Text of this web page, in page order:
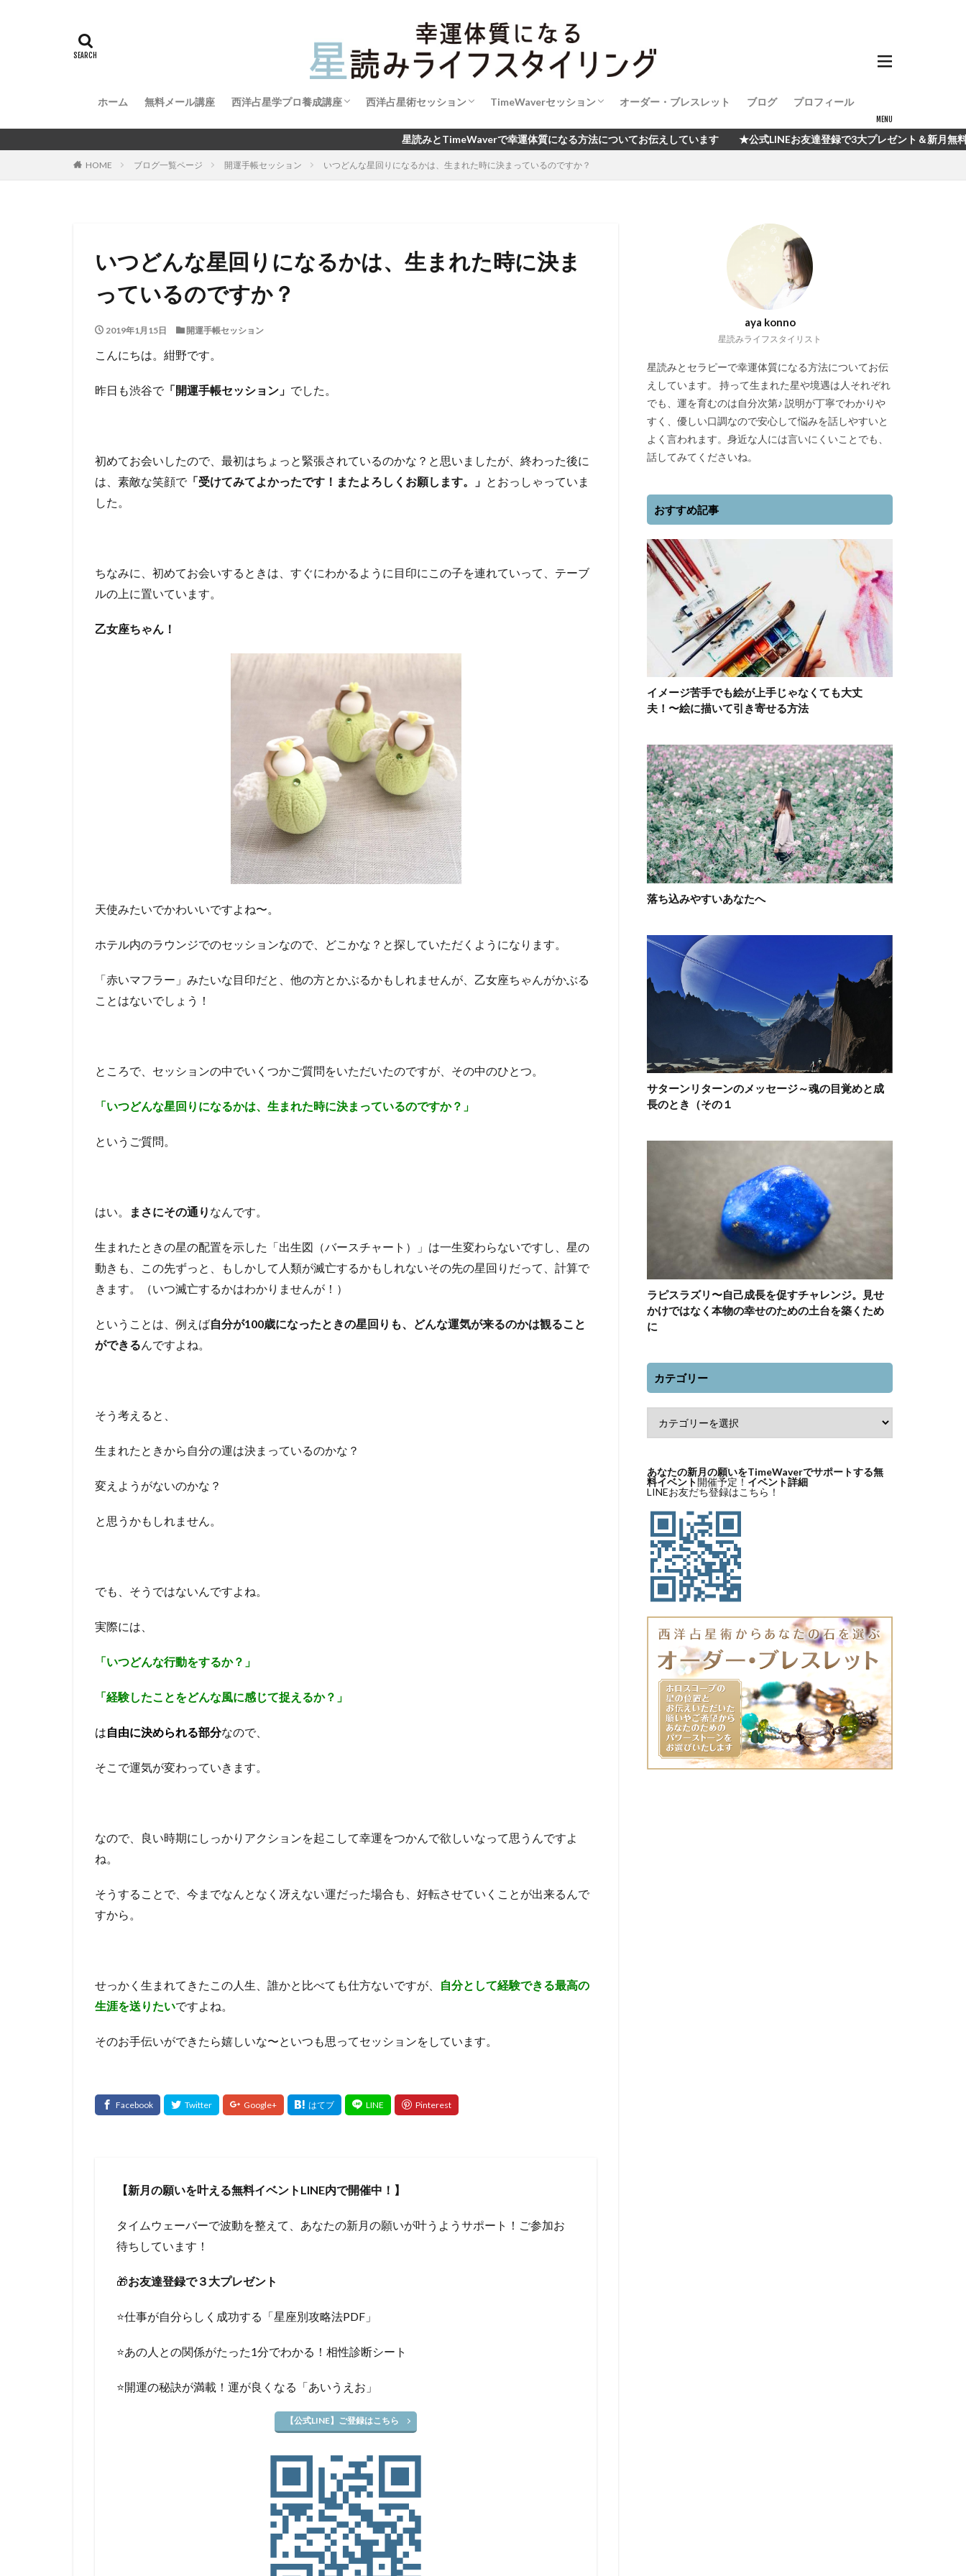
ホーム 無料メール講座 西洋占星学プロ養成講座
西洋占星学プロ養成【初級講座】
西洋占星学プロ養成【中級講座】
西洋占星術セッション
魂のブループリント・リーディング
西洋占星術で読み解く あなたの今とこれか
ら
開運手帳セッション2026
TimeWaverセッション
新月の願い×タイムウェーバー
TimeWaverセッション利用規約
オーダー・ブレスレット ブログ プロフィール
星読みとTimeWaverで幸運体質になる方法についてお伝えしています ★公式LINEお友達登録で3大プレゼント＆新月無料イベント開催中！
HOME ブログ一覧ページ 開運手帳セッション いつどんな星回りになるかは、生まれた時に決まっているのですか？
いつどんな星回りになるかは、生まれた時に決ま
っているのですか？
2019年1月15日 開運手帳セッション
こんにちは。紺野です。
昨日も渋谷で「開運手帳セッション」 でした。
初めてお会いしたので、最初はちょっと緊張されているのかな？と思いましたが、終わった後に
は、素敵な笑顔で「受けてみてよかったです！またよろしくお願します。」 とおっしゃっていま
した。
ちなみに、初めてお会いするときは、すぐにわかるように目印にこの子を連れていって、テーブ
ルの上に置いています。
乙女座ちゃん！
天使みたいでかわいいですよね〜。
ホテル内のラウンジでのセッションなので、どこかな？と探していただくようになります。
「赤いマフラー」みたいな目印だと、他の方とかぶるかもしれませんが、乙女座ちゃんがかぶる
ことはないでしょう！
ところで、セッションの中でいくつかご質問をいただいたのですが、その中のひとつ。
「いつどんな星回りになるかは、生まれた時に決まっているのですか？」
というご質問。
はい。 まさにその通り なんです。
生まれたときの星の配置を示した「出生図（バースチャート）」は一生変わらないですし、星の
動きも、この先ずっと、もしかして人類が滅亡するかもしれないその先の星回りだって、計算で
きます。（いつ滅亡するかはわかりませんが！）
ということは、例えば自分が100歳になったときの星回りも、どんな運気が来るのかは観ること
ができるんですよね。
そう考えると、
生まれたときから自分の運は決まっているのかな？
変えようがないのかな？
と思うかもしれません。
でも、そうではないんですよね。
実際には、
「いつどんな行動をするか？」
「経験したことをどんな風に感じて捉えるか？」
は自由に決められる部分なので、
そこで運気が変わっていきます。
なので、良い時期にしっかりアクションを起こして幸運をつかんで欲しいなって思うんですよ
ね。
そうすることで、今までなんとなく冴えない運だった場合も、好転させていくことが出来るんで
すから。
せっかく生まれてきたこの人生、誰かと比べても仕方ないですが、
自分として経験できる最高の
生涯を送りたいですよね。
そのお手伝いができたら嬉しいな〜といつも思ってセッションをしています。
【新月の願いを叶える無料イベントLINE内で開催中！】
タイムウェーバーで波動を整えて、あなたの新月の願いが叶うようサポート！ご参加お
待ちしています！
🎁お友達登録で３大プレゼント
⭐️仕事が自分らしく成功する「星座別攻略法PDF」
⭐️あの人との関係がたった1分でわかる！相性診断シート
⭐️開運の秘訣が満載！運が良くなる「あいうえお」
【公式LINE】ご登録はこちら
aya konno
星読みライフスタイリスト
星読みとセラピーで幸運体質になる方法についてお伝
えしています。 持って生まれた星や境遇は人それぞれ
でも、運を育むのは自分次第♪ 説明が丁寧でわかりや
すく、優しい口調なので安心して悩みを話しやすいと
よく言われます。身近な人には言いにくいことでも、
話してみてくださいね。
おすすめ記事
イメージ苦手でも絵が上手じゃなくても大丈
夫！〜絵に描いて引き寄せる方法
落ち込みやすいあなたへ
サターンリターンのメッセージ～魂の目覚めと成
長のとき（その１
ラピスラズリ〜自己成長を促すチャレンジ。見せ
かけではなく本物の幸せのための土台を築くため
に
カテゴリー
あなたの新月の願いをTimeWaverでサポートする無
料イベント開催予定！ イベント詳細
LINEお友だち登録はこちら！